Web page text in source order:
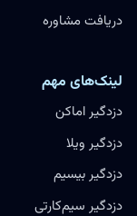
دریافت مشاوره
لینک‌های مهم
دزدگیر اماکن
دزدگیر ویلا
دزدگیر بیسیم
دزدگیر سیم‌کارتی